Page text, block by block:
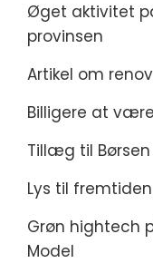
Øget aktivitet
provinsen
Artikel om
Billigere at
Tillæg til Børsen
Lys til
Grøn hightech
Model